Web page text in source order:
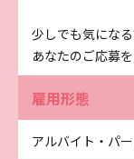
少しでも気にな
あなたのご応募
雇用形態
アルバイト・パ